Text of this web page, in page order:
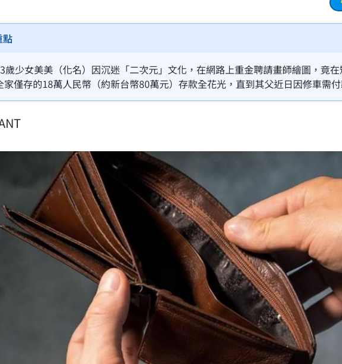
勢創高 它最猛成長逾10% 04:20
頭！ 「它」霸氣狂賺 04:04
脫陰霾！上半年營收創高 03:06
車主這話暖哭全網 01:53
高含金這幾檔繳正報酬 01:45
愛普*EPS衝4.18元！ 01:20
18:00
中「頂奢大道」逐漸成形 12:00
點
歲少女美美（化名）因沉迷「二次元」文化，在網路上重金聘請畫師繪圖，竟
僅存的18萬人民幣（約新台幣80萬元）存款全花光，直到其父近日因修車需
美的父親有認知障礙，母親精神分裂，經濟狀況沒有很好，沒想到還發生這種